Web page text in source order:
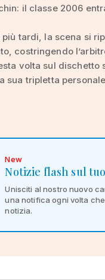
il classe 2006
più tardi, la scena si
costringendo
volta sul
sua tripletta
New
Notizie flash sul
Unisciti al nostro nuovo
una notifica ogni volta
notizia.